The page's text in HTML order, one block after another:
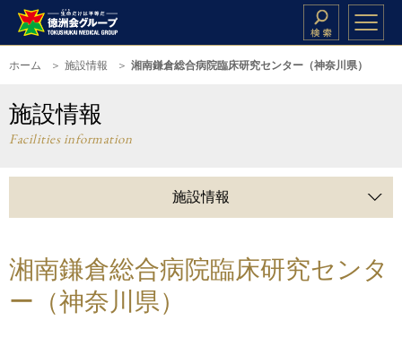
ホーム 施設情報 湘南鎌倉総合病院臨床研究センター（神奈川県）
施設情報
Facilities information
施設情報
湘南鎌倉総合病院臨床研究センタ
ー（神奈川県）